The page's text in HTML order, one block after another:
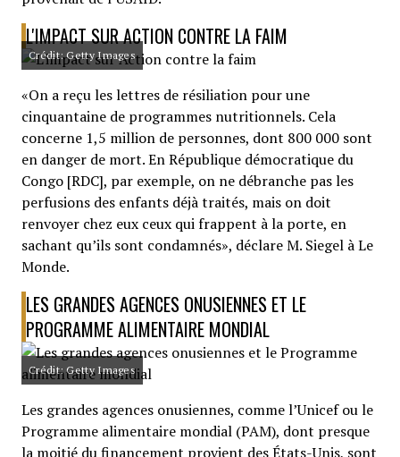
L'IMPACT SUR ACTION CONTRE LA FAIM
Crédit: Getty Images
«On a reçu les lettres de résiliation pour une
cinquantaine de programmes nutritionnels. Cela
concerne 1,5 million de personnes, dont 800 000 sont
en danger de mort. En République démocratique du
Congo [RDC], par exemple, on ne débranche pas les
perfusions des enfants déjà traités, mais on doit
renvoyer chez eux ceux qui frappent à la porte, en
sachant qu’ils sont condamnés», déclare M. Siegel à Le
Monde.
LES GRANDES AGENCES ONUSIENNES ET LE
PROGRAMME ALIMENTAIRE MONDIAL
Crédit: Getty Images
Les grandes agences onusiennes, comme l’Unicef ou le
Programme alimentaire mondial (PAM), dont presque
la moitié du financement provient des États-Unis, sont